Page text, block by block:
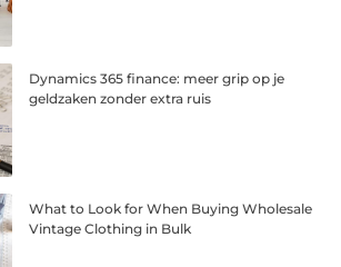
Dynamics 365 finance: meer grip op je
geldzaken zonder extra ruis
What to Look for When Buying Wholesale
Vintage Clothing in Bulk